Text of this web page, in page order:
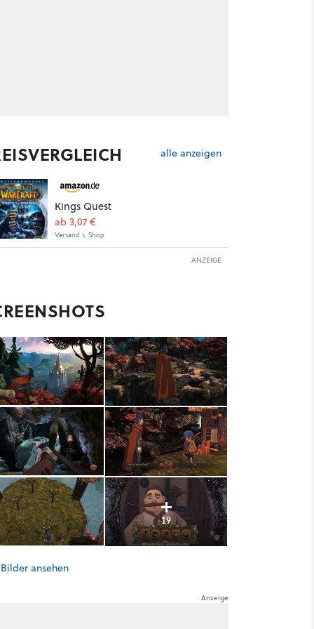
alle anzeigen
Kings Quest
ab 3,07 €
Versand s. Shop
ANZEIGE
19
ansehen